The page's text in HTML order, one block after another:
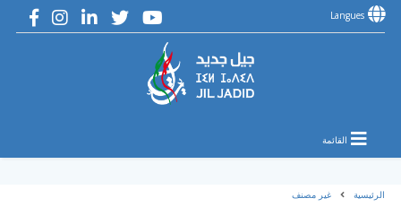
Langues
القائمة
الرئيسية غير مصنف